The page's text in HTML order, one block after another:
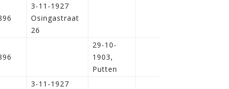
3-11-1927
Osingastraat
26
29-10-
1903,
Putten
3-11-1927